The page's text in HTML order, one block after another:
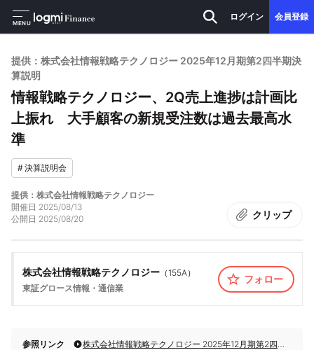
MENU
ログイン 会員登録
提供：株式会社情報戦略テクノロジー 2025年12月期第2四半期決
算説明
情報戦略テクノロジー、2Q売上進捗は計画比
上振れ 大手顧客の新規受注数は過去最高水
準
#決算説明会
提供：株式会社情報戦略テクノロジー
開催日 2025/08/13
公開日 2025/08/20 クリップ
株式会社情報戦略テクノロジー （ 155A）
東証グロース情報・通信業
フォロー
参照リンク 株式会社情報戦略テクノロジー 2025年12月期第2四半期決算説明